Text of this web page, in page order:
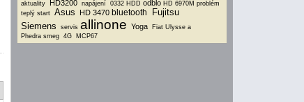
aktuality HD3200 napájení 0332 HDD odblo HD 6970M problém
teplý start Asus HD 3470 bluetooth
Fujitsu
Siemens
servis allinone Yoga
Fiat Ulysse a
Phedra smeg 4G MCP67